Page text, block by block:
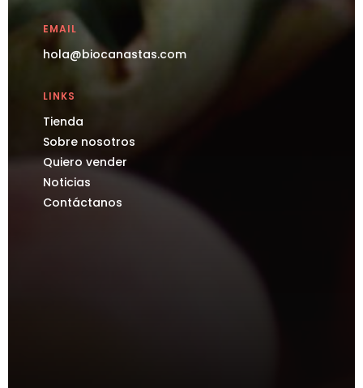
EMAIL
hola@biocanastas.com
LINKS
Tienda
Sobre nosotros
Quiero vender
Noticias
Contáctanos